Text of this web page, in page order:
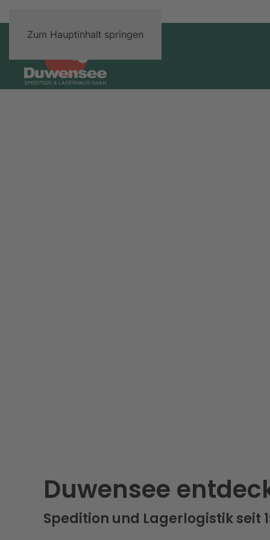
Zum Hauptinhalt springen
Duwensee
Spedition und Lagerlogistik seit